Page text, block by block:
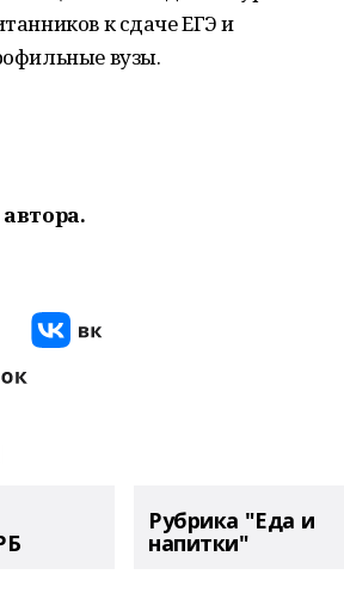
к сдаче ЕГЭ и
вузы.
Рубрика "Еда и
напитки"